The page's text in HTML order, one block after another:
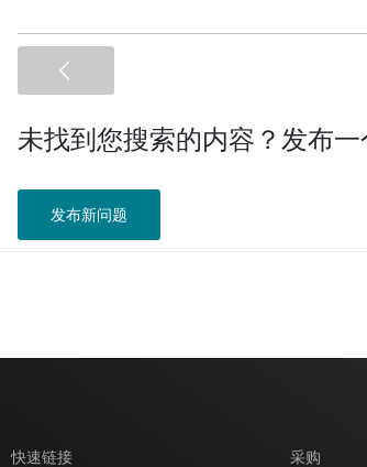
未找到您搜索的内容？发布一
发布新问题
快速链接 采购